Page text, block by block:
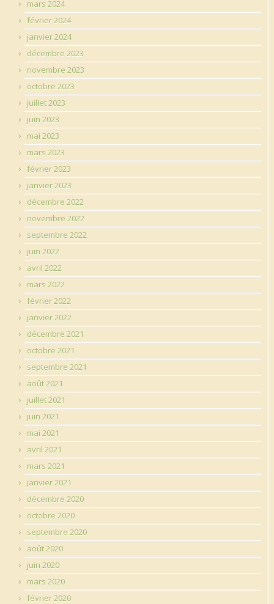
mars 2024
février 2024
janvier 2024
décembre 2023
novembre 2023
octobre 2023
juillet 2023
juin 2023
mai 2023
mars 2023
février 2023
janvier 2023
décembre 2022
novembre 2022
septembre 2022
juin 2022
avril 2022
mars 2022
février 2022
janvier 2022
décembre 2021
octobre 2021
septembre 2021
août 2021
juillet 2021
juin 2021
mai 2021
avril 2021
mars 2021
janvier 2021
décembre 2020
octobre 2020
septembre 2020
août 2020
juin 2020
mars 2020
février 2020